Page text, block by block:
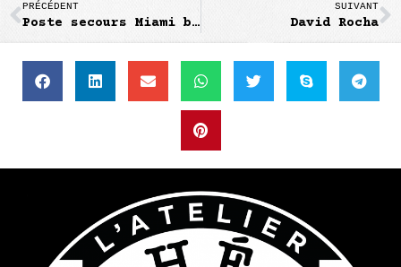
PRÉCÉDENT
Poste secours Miami beach
SUIVANT
David Rocha